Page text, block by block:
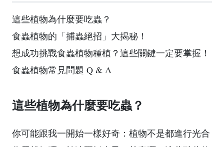
這些植物為什麼要吃蟲？
食蟲植物的「捕蟲絕招」大揭秘！
想成功挑戰食蟲植物種植？這些關鍵一定要掌握！
食蟲植物常見問題 Q & A
這些植物為什麼要吃蟲？
你可能跟我一開始一樣好奇：植物不是都進行光合